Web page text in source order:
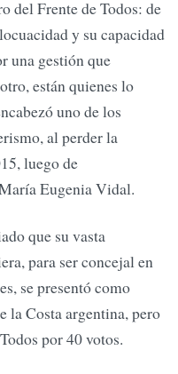
del Frente de Todos: de
y su capacidad
una gestión que
están quienes lo
uno de los
al perder la
luego de
Eugenia Vidal.
que su vasta
para ser concejal en
se presentó como
la Costa argentina, pero
por 40 votos.